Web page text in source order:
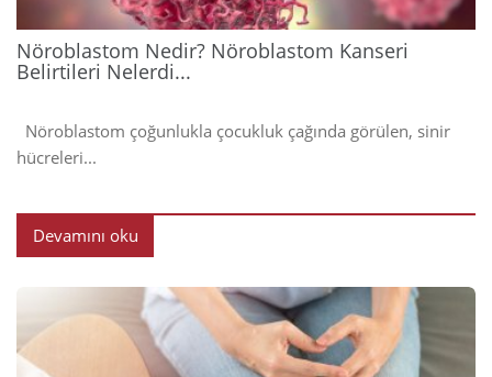
Nöroblastom Nedir? Nöroblastom Kanseri
Belirtileri Nelerdi...
Nöroblastom çoğunlukla çocukluk çağında görülen, sinir
hücreleri...
Devamını oku